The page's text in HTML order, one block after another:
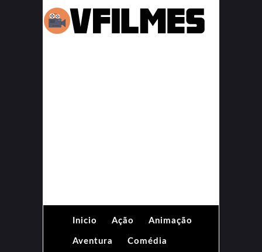
Inicio Ação Animação
Aventura Comédia